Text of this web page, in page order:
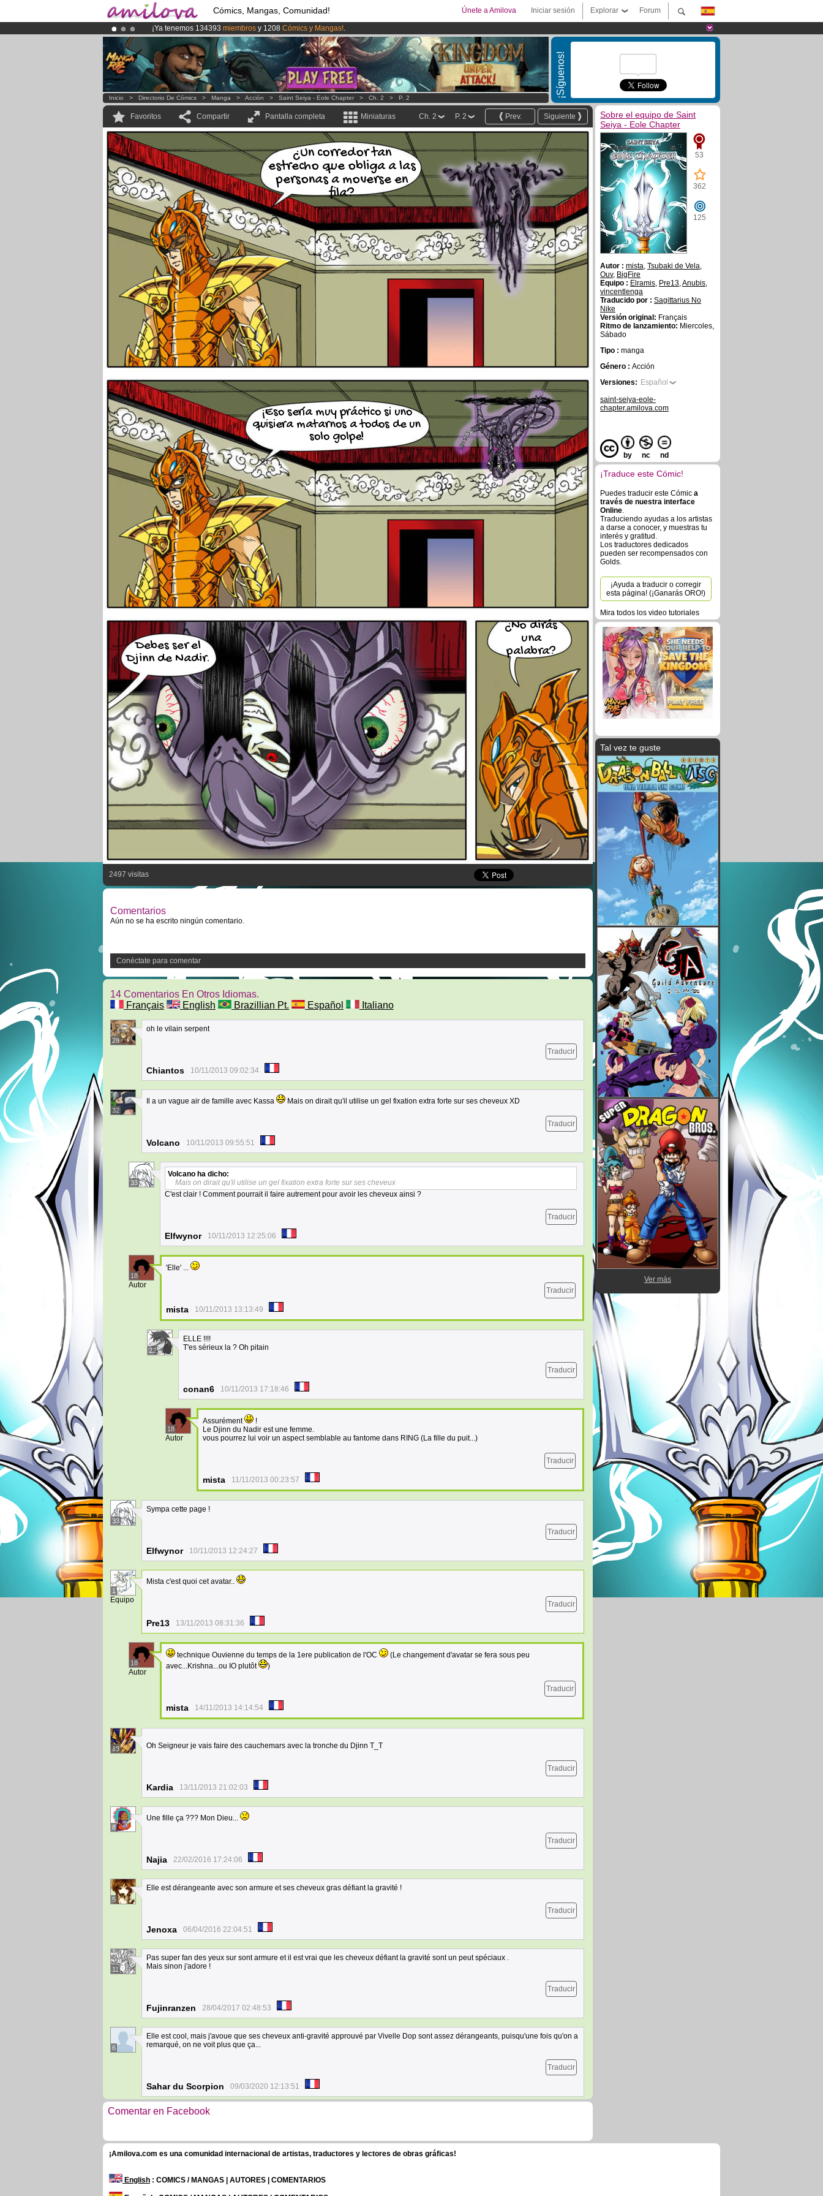
Cómics, Mangas, Comunidad! Forum
Explorar
Iniciar sesión
Únete a Amilova
¡Ya tenemos 134393 miembros y 1208 Cómics y Mangas!.
¡Conviertete en Premium por3.95 eurosal mes!Hazte Premium ya
El Kickstarter Amilova está desormado lanzado!.
¡Síguenos!
Inicio > Directorio De Cómics > Manga > Acción > Saint Seiya - Eole Chapter > Ch. 2 > P. 2
Favoritos Compartir Pantalla completa Miniaturas Siguiente
Prev.
P. 2
Ch. 2
¿Un corredor tan
estrecho que obliga a las
personas a moverse en
fila?
¡Eso sería muy práctico si uno
quisiera matarnos a todos de un
solo golpe!
Debes ser el
Djinn de Nadir.
¿No dirás
una
palabra?
2497 visitas
Comentarios
Aún no se ha escrito ningún comentario.
Conéctate para comentar
14 Comentarios En Otros Idiomas.
Français
English Brazillian Pt. Español Italiano
28
oh le vilain serpent
Traducir
Chiantos 10/11/2013 09:02:34
32
Il a un vague air de famille avec Kassa Mais on dirait qu'il utilise un gel fixation extra forte sur ses cheveux XD
Traducir
Volcano 10/11/2013 09:55:51
33
Volcano ha dicho:
Mais on dirait qu'il utilise un gel fixation extra forte sur ses cheveux
C'est clair ! Comment pourrait il faire autrement pour avoir les cheveux ainsi ?
Traducir
Elfwynor 10/11/2013 12:25:06
18
Autor
'Elle' ...
Traducir
mista 10/11/2013 13:13:49
22
ELLE !!!!
T'es sérieux la ? Oh pitain
Traducir
conan6 10/11/2013 17:18:46
18
Autor
Assurément
!
Le Djinn du Nadir est une femme.
vous pourrez lui voir un aspect semblable au fantome dans RING (La fille du puit...)
Traducir
mista 11/11/2013 00:23:57
33
Sympa cette page !
Traducir
Elfwynor 10/11/2013 12:24:27
1
Equipo
Mista c'est quoi cet avatar..
Traducir
Pre13 13/11/2013 08:31:36
18
Autor
technique Ouvienne du temps de la 1ere publication de l'OC
(Le changement d'avatar se fera sous peu
avec...Krishna...ou IO plutôt
)
Traducir
mista 14/11/2013 14:14:54
13 Oh Seigneur je vais faire des cauchemars avec la tronche du Djinn T_T
Traducir
Kardia 13/11/2013 21:02:03
8
Une fille ça ??? Mon Dieu...
Traducir
Najia 22/02/2016 17:24:06
5
Elle est dérangeante avec son armure et ses cheveux gras défiant la gravité !
Traducir
Jenoxa 06/04/2016 22:04:51
11
Pas super fan des yeux sur sont armure et il est vrai que les cheveux défiant la gravité sont un peut spéciaux .
Mais sinon j'adore !
Traducir
Fujinranzen 28/04/2017 02:48:53
6
Elle est cool, mais j'avoue que ses cheveux anti-gravité approuvé par Vivelle Dop sont assez dérangeants, puisqu'une fois qu'on a
remarqué, on ne voit plus que ça...
Traducir
Sahar du Scorpion 09/03/2020 12:13:51
Comentar en Facebook
Sobre el equipo de Saint
Seiya - Eole Chapter
53
362
125
Autor : mista, Tsubaki de Vela,
Ouv, BigFire
Equipo : Elramis, Pre13,Anubis,
vincentlenga
Traducido por : Sagittarius No
Nike
Versión original: Français
Ritmo de lanzamiento: Miercoles,
Sábado
Tipo : manga
Género : Acción
Versiones: Español
saint-seiya-eole-
chapter.amilova.com
by nc nd
¡Traduce este Cómic!
Puedes traducir este Cómic a
través de nuestra interface
Online.
Traduciendo ayudas a los artistas
a darse a conocer, y muestras tu
interés y gratitud.
Los traductores dedicados
pueden ser recompensados con
Golds.
¡Ayuda a traducir o corregir
esta página! (¡Ganarás ORO!)
Mira todos los video tutoriales
Tal vez te guste
Ver más
¡Amilova.com es una comunidad internacional de artistas, traductores y lectores de obras gráficas!
English : COMICS / MANGAS | AUTORES | COMENTARIOS